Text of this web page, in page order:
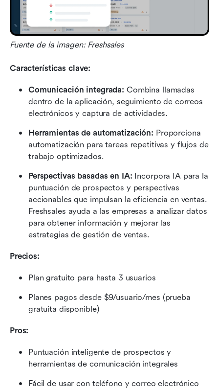
Fuente de la imagen: Freshsales
Características clave:
Comunicación integrada: Combina llamadas
dentro de la aplicación, seguimiento de correos
electrónicos y captura de actividades.
Herramientas de automatización: Proporciona
automatización para tareas repetitivas y flujos de
trabajo optimizados.
Perspectivas basadas en IA: Incorpora IA para la
puntuación de prospectos y perspectivas
accionables que impulsan la eficiencia en ventas.
Freshsales ayuda a las empresas a analizar datos
para obtener información y mejorar las
estrategias de gestión de ventas.
Precios:
Plan gratuito para hasta 3 usuarios
Planes pagos desde $9/usuario/mes (prueba
gratuita disponible)
Pros:
Puntuación inteligente de prospectos y
herramientas de comunicación integrales
Fácil de usar con teléfono y correo electrónico